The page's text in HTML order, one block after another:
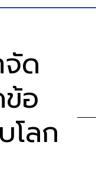
ด
อ
โลก